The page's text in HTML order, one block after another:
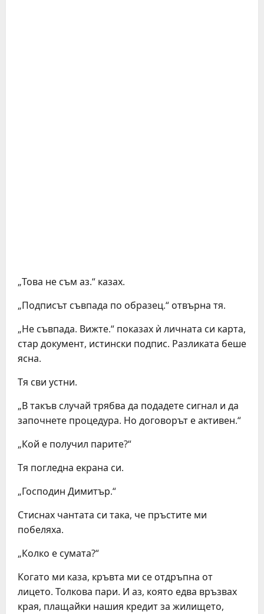
„Това не съм аз.“ казах.
„Подписът съвпада по образец.“ отвърна тя.
„Не съвпада. Вижте.“ показах ѝ личната си карта,
стар документ, истински подпис. Разликата беше
ясна.
Тя сви устни.
„В такъв случай трябва да подадете сигнал и да
започнете процедура. Но договорът е активен.“
„Кой е получил парите?“
Тя погледна екрана си.
„Господин Димитър.“
Стиснах чантата си така, че пръстите ми
побеляха.
„Колко е сумата?“
Когато ми каза, кръвта ми се отдръпна от
лицето. Толкова пари. И аз, която едва връзвах
края, плащайки нашия кредит за жилището,